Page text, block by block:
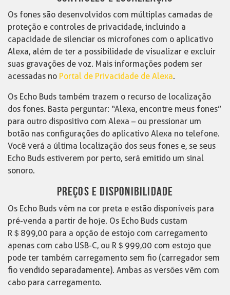
Os fones são desenvolvidos com múltiplas camadas de
proteção e controles de privacidade, incluindo a
capacidade de silenciar os microfones com o aplicativo
Alexa, além de ter a possibilidade de visualizar e excluir
suas gravações de voz. Mais informações podem ser
acessadas no Portal de Privacidade de Alexa.
Os Echo Buds também trazem o recurso de localização
dos fones. Basta perguntar: “Alexa, encontre meus fones”
para outro dispositivo com Alexa – ou pressionar um
botão nas configurações do aplicativo Alexa no telefone.
Você verá a última localização dos seus fones e, se seus
Echo Buds estiverem por perto, será emitido um sinal
sonoro.
PREÇOS E DISPONIBILIDADE
Os Echo Buds vêm na cor preta e estão disponíveis para
pré-venda a partir de hoje. Os Echo Buds custam
R＄899,00 para a opção de estojo com carregamento
apenas com cabo USB-C, ou R＄999,00 com estojo que
pode ter também carregamento sem fio (carregador sem
fio vendido separadamente). Ambas as versões vêm com
cabo para carregamento.